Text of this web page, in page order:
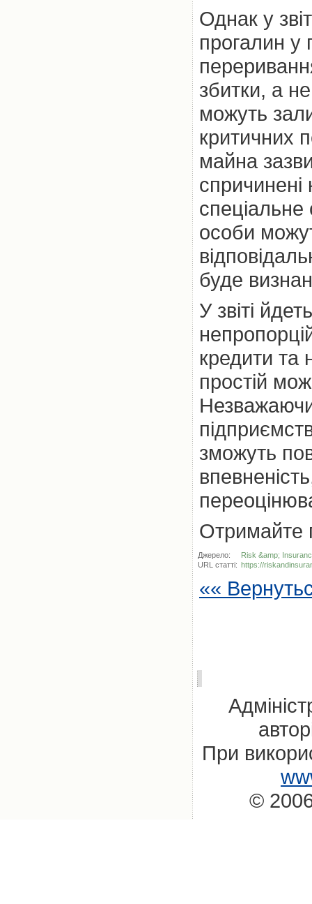
Однак у
прогалин у
збитки, а
можуть
критичних
майна
особи
буде
У звіті
кредити та
простій
зможуть
Отримайте
Джерело:
Risk &amp;
URL статті: https://
««
При
©